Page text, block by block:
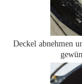
Deckel abnehmen